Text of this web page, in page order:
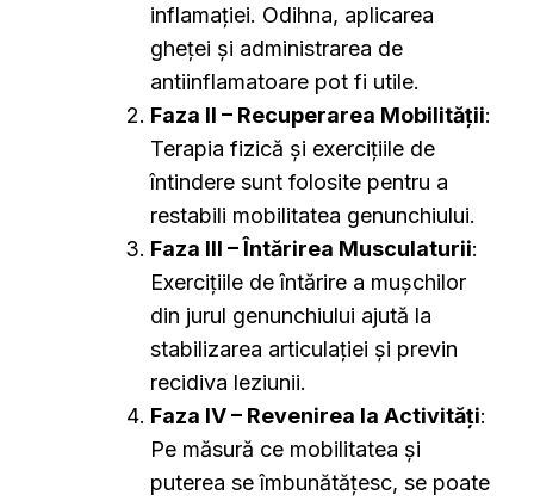
inflamației. Odihna, aplicarea
gheței și administrarea de
antiinflamatoare pot fi utile.
Faza II – Recuperarea Mobilității:
Terapia fizică și exercițiile de
întindere sunt folosite pentru a
restabili mobilitatea genunchiului.
Faza III – Întărirea Musculaturii:
Exercițiile de întărire a mușchilor
din jurul genunchiului ajută la
stabilizarea articulației și previn
recidiva leziunii.
Faza IV – Revenirea la Activități:
Pe măsură ce mobilitatea și
puterea se îmbunătățesc, se poate